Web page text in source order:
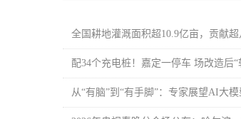
全国耕地灌溉面积超10.9亿亩，贡献超
配34个充电桩！嘉定一停车 场改造后“
从“有脑”到“有手脚”：专家展望AI大模